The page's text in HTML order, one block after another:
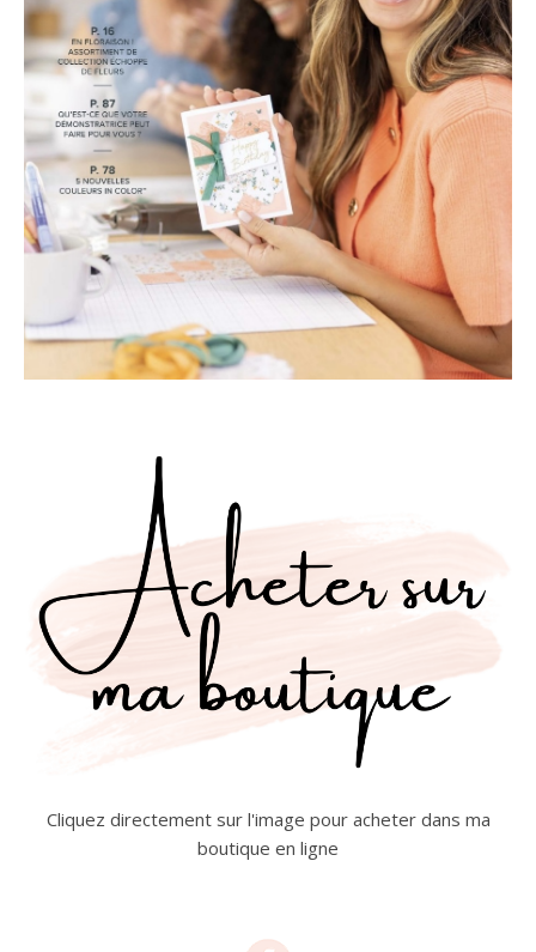
Cliquez directement sur l'image pour acheter dans ma
boutique en ligne